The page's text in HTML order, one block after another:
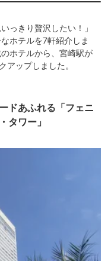
っきり贅沢したい！」
ホテルを7軒紹介しま
ホテルから、宮崎駅が
アップしました。
ドあふれる「フェニ
タワー」